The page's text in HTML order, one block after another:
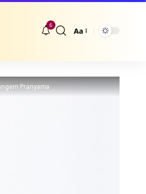
6
Größenänderung
Aa
Pranyama